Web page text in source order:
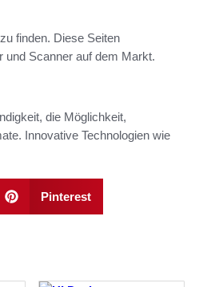
finden. Diese Seiten
und Scanner auf dem Markt.
die Möglichkeit,
Innovative Technologien wie
Pinterest